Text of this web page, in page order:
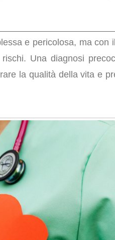
e pericolosa, ma con
Una diagnosi
la qualità della vita e